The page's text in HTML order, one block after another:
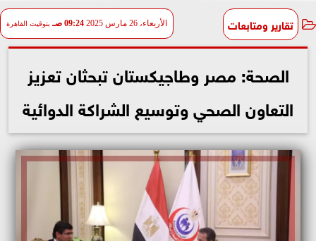
تقارير ومتابعات الأربعاء، 26 مارس 2025 09:24 صـ بتوقيت القاهرة
الصحة: مصر وطاجيكستان تبحثان تعزيز
التعاون الصحي وتوسيع الشراكة الدوائية